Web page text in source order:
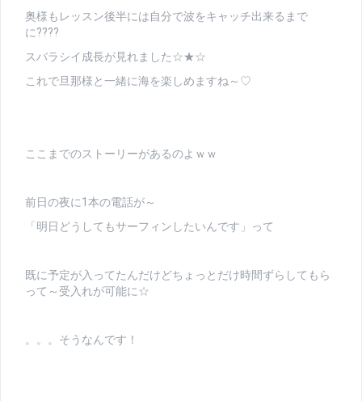
奥様もレッスン後半には自分で波をキャッチ出来るまで
に????
スバラシイ成長が見れました☆★☆
これで旦那様と一緒に海を楽しめますね～♡
ここまでのストーリーがあるのよｗｗ
前日の夜に1本の電話が～
「明日どうしてもサーフィンしたいんです」って
既に予定が入ってたんだけどちょっとだけ時間ずらしてもら
って～受入れが可能に☆
。。。そうなんです！